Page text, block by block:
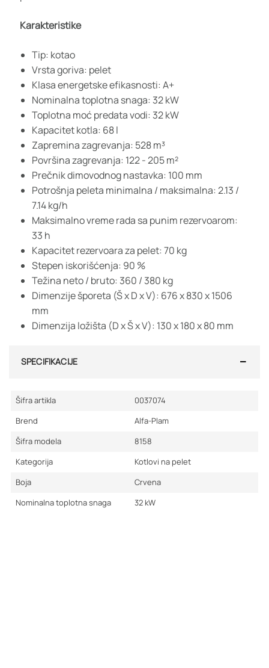
Karakteristike
Tip: kotao
Vrsta goriva: pelet
Klasa energetske efikasnosti: A+
Nominalna toplotna snaga: 32 kW
Toplotna moć predata vodi: 32 kW
Kapacitet kotla: 68 l
Zapremina zagrevanja: 528 m³
Površina zagrevanja: 122 - 205 m²
Prečnik dimovodnog nastavka: 100 mm
Potrošnja peleta minimalna / maksimalna: 2.13 /
7.14 kg/h
Maksimalno vreme rada sa punim rezervoarom:
33 h
Kapacitet rezervoara za pelet: 70 kg
Stepen iskorišćenja: 90 %
Težina neto / bruto: 360 / 380 kg
Dimenzije šporeta (Š x D x V): 676 x 830 x 1506
mm
Dimenzija ložišta (D x Š x V): 130 x 180 x 80 mm
SPECIFIKACIJE
Šifra artikla
0037074
Brend
Alfa-Plam
Šifra modela
8158
Kategorija
Kotlovi na pelet
Boja
Crvena
Nominalna toplotna snaga
32 kW